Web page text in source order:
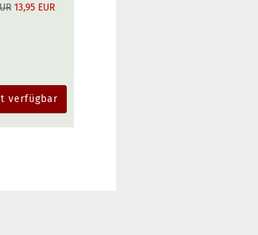
13,95 EUR
verfügbar